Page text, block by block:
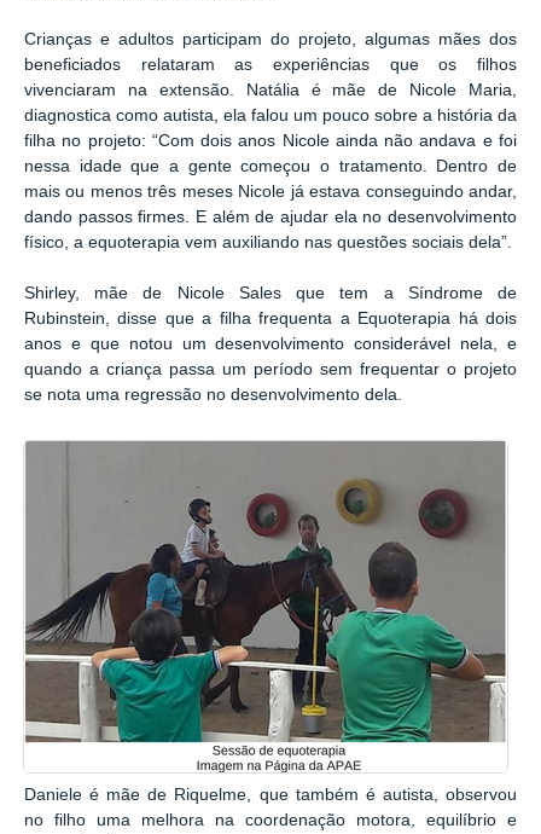
Crianças e adultos participam do projeto, algumas mães dos
beneficiados relataram as experiências que os filhos
vivenciaram na extensão. Natália é mãe de Nicole Maria,
diagnostica como autista, ela falou um pouco sobre a história da
filha no projeto: “Com dois anos Nicole ainda não andava e foi
nessa idade que a gente começou o tratamento. Dentro de
mais ou menos três meses Nicole já estava conseguindo andar,
dando passos firmes. E além de ajudar ela no desenvolvimento
físico, a equoterapia vem auxiliando nas questões sociais dela”.
Shirley, mãe de Nicole Sales que tem a Síndrome de
Rubinstein, disse que a filha frequenta a Equoterapia há dois
anos e que notou um desenvolvimento considerável nela, e
quando a criança passa um período sem frequentar o projeto
se nota uma regressão no desenvolvimento dela.
Daniele é mãe de Riquelme, que também é autista, observou
no filho uma melhora na coordenação motora, equilíbrio e